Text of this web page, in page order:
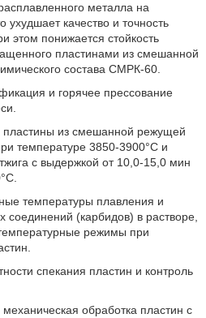
металла на
качество и точность
этом понижается стойкость
пластинами из смешанной
состава СМРК-60.
и горячее прессование
пластины из смешанной режущей
температуре 3850-3900°С и
с выдержкой от 10,0-15,0 мин
температуры плавления и
соединений (карбидов) в растворе,
режимы при
спекания пластин и контроль
обработка пластин с